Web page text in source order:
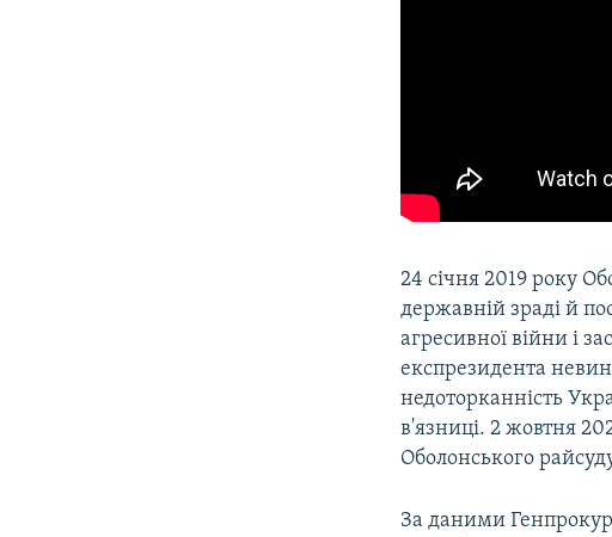
24 січня 2019 року
державній зраді й
агресивної війни і
експрезидента
недоторканність
в'язниці. 2 жовтня
Оболонського
За даними